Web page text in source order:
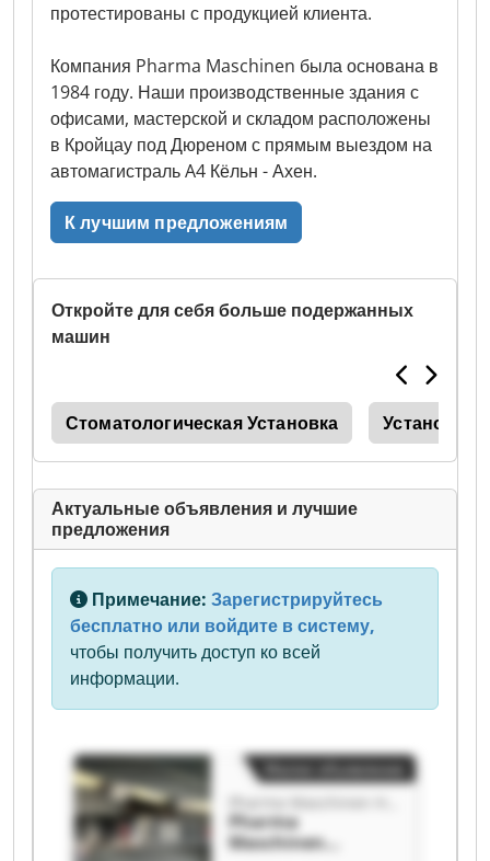
протестированы с продукцией клиента.
Компания Pharma Maschinen была основана в
1984 году. Наши производственные здания с
офисами, мастерской и складом расположены
в Кройцау под Дюреном с прямым выездом на
автомагистраль A4 Кёльн - Ахен.
К лучшим предложениям
Откройте для себя больше подержанных
машин
Стоматологическая Установка Установка
Актуальные объявления и лучшие
предложения
Примечание: Зарегистрируйтесь
бесплатно или войдите в систему,
чтобы получить доступ ко всей
информации.
Pharma
Maschinen